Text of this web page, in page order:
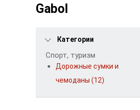
Gabol
Категории
Спорт, туризм
Дорожные сумки и
чемоданы (12)